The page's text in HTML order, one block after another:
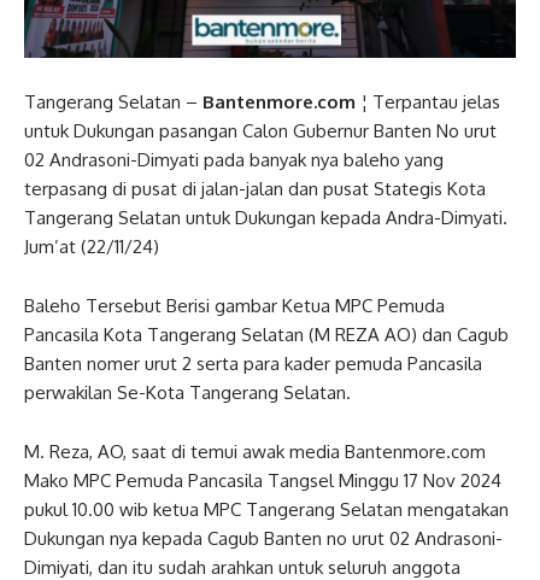
Tangerang Selatan – Bantenmore.com ¦ Terpantau jelas
untuk Dukungan pasangan Calon Gubernur Banten No urut
02 Andrasoni-Dimyati pada banyak nya baleho yang
terpasang di pusat di jalan-jalan dan pusat Stategis Kota
Tangerang Selatan untuk Dukungan kepada Andra-Dimyati.
Jum’at (22/11/24)
Baleho Tersebut Berisi gambar Ketua MPC Pemuda
Pancasila Kota Tangerang Selatan (M REZA AO) dan Cagub
Banten nomer urut 2 serta para kader pemuda Pancasila
perwakilan Se-Kota Tangerang Selatan.
M. Reza, AO, saat di temui awak media Bantenmore.com
Mako MPC Pemuda Pancasila Tangsel Minggu 17 Nov 2024
pukul 10.00 wib ketua MPC Tangerang Selatan mengatakan
Dukungan nya kepada Cagub Banten no urut 02 Andrasoni-
Dimiyati, dan itu sudah arahkan untuk seluruh anggota